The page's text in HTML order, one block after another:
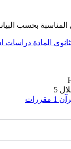
بحسب
المادة دراسات
5